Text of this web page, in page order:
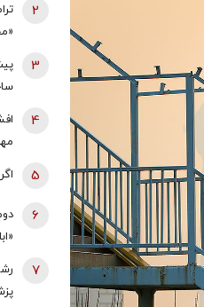
2
3
4
5
6
7